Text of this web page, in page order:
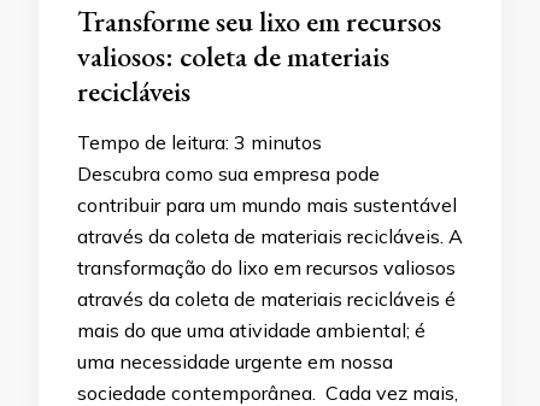
Transforme seu lixo em recursos
valiosos: coleta de materiais
recicláveis
Tempo de leitura: 3 minutos
Descubra como sua empresa pode
contribuir para um mundo mais sustentável
através da coleta de materiais recicláveis. A
transformação do lixo em recursos valiosos
através da coleta de materiais recicláveis é
mais do que uma atividade ambiental; é
uma necessidade urgente em nossa
sociedade contemporânea. Cada vez mais,